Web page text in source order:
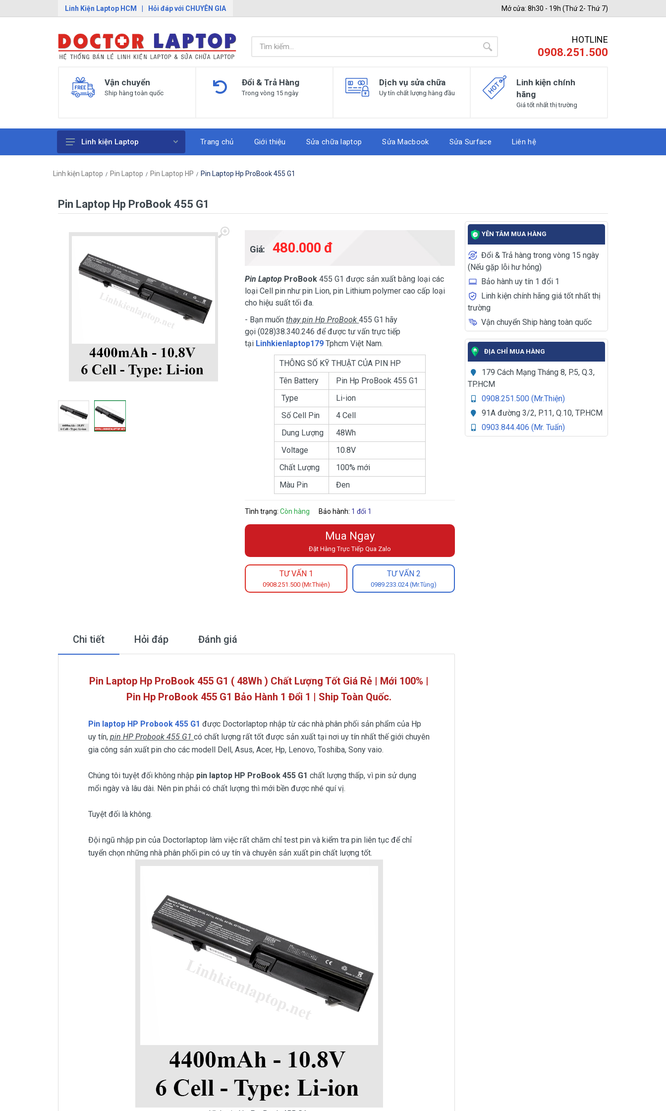
Linh Kiện Laptop HCM | Hỏi đáp với CHUYÊN GIA Mở cửa: 8h30 - 19h (Thứ 2- Thứ 7)
HOTLINE
0908.251.500
Vận chuyển
Ship hàng toàn quốc
Đổi & Trả Hàng
Trong vòng 15 ngày
Dịch vụ sửa chữa
Uy tín chất lượng hàng đầu
Linh kiện chính
hãng
Giá tốt nhất thị trường
Bàn Phím Laptop
Màn hình laptop
Ổ cứng SSD laptop
Ram Máy Tính
Dịch vụ thay pin Surface chính
hãng, uy tín tại tphcm
Quạt Laptop
Linh kiện Laptop Trang chủ Giới thiệu Sửa chữa laptop Sửa Macbook Sửa Surface Liên hệ
Linh kiện Laptop Pin Laptop Pin Laptop HP Pin Laptop Hp ProBook 455 G1
Pin Laptop Hp ProBook 455 G1
Giá: 480.000 đ
Pin Laptop ProBook455 G1 được sản xuất bằng loại các
loại Cell pin như pin Lion, pin Lithium polymer cao cấp loại
cho hiệu suất tối đa.
- Bạn muốnthay pin Hp ProBook455 G1​ hãy
gọi (028)38.340.246 để được tư vấn trực tiếp
tại Linhkienlaptop179 Tphcm Việt Nam.
THÔNG SỐ KỸ THUẬT CỦA PIN HP
Tên Battery
Pin Hp ProBook 455 G1​
Type
Li-ion
Số Cell Pin
4 Cell
Dung Lượng
48Wh
Voltage
10.8V
Chất Lượng
100% mới
Màu Pin
Đen
Tình trạng:Còn hàng Bảo hành: 1 đổi 1
Mua Ngay
Đặt Hàng Trực Tiếp Qua Zalo
TƯ VẤN 1
0908.251.500 (Mr.Thiện)
TƯ VẤN 2
0989.233.024 (Mr.Tùng)
YÊN TÂM MUA HÀNG
Đổi & Trả hàng trong vòng 15 ngày
(Nếu gặp lỗi hư hỏng)
Bảo hành uy tín 1 đổi 1
Linh kiện chính hãng giá tốt nhất thị
trường
Vận chuyển Ship hàng toàn quốc
ĐỊA CHỈ MUA HÀNG
179 Cách Mạng Tháng 8, P.5, Q.3,
TP.HCM
0908.251.500 (Mr.Thiện)
91A đường 3/2, P.11, Q.10, TP.HCM
0903.844.406 (Mr. Tuấn)
Chi tiết Hỏi đáp Đánh giá
Pin Laptop Hp ProBook 455 G1 ( 48Wh ) Chất Lượng Tốt Giá Rẻ | Mới 100% |
Pin Hp ProBook 455 G1 Bảo Hành 1 Đổi 1 | Ship Toàn Quốc.
Pin laptop HP Probook 455 G1 được Doctorlaptop nhập từ các nhà phân phối sản phẩm của Hp
uy tín, pin HP Probook 455 G1 có chất lượng rất tốt được sản xuất tại nơi uy tín nhất thế giới chuyên
gia công sản xuất pin cho các modell Dell, Asus, Acer, Hp, Lenovo, Toshiba, Sony vaio.
Chúng tôi tuyệt đối không nhập pin laptop HP ProBook 455 G1 chất lượng thấp, vì pin sử dụng
mổi ngày và lâu dài. Nên pin phải có chất lượng thì mới bền được nhé quí vị.
Tuyệt đối là không.
Đội ngũ nhập pin của Doctorlaptop làm việc rất chăm chỉ test pin và kiểm tra pin liên tục để chỉ
tuyển chọn những nhà phân phối pin có uy tín và chuyên sản xuất pin chất lượng tốt.